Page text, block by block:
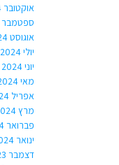
אוקטובר 2024
ספטמבר 2024
אוגוסט 2024
יולי 2024
יוני 2024
מאי 2024
אפריל 2024
מרץ 2024
פברואר 2024
ינואר 2024
דצמבר 2023